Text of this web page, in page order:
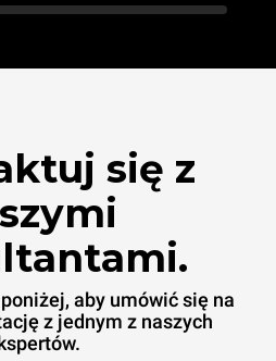
się z
aby umówić się na
z jednym z naszych